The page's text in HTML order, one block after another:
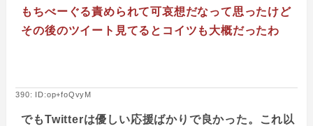
もちべーぐる責められて可哀想だなって思ったけど
その後のツイート見てるとコイツも大概だったわ
390: ID:op+foQvyM
でもTwitterは優しい応援ばかりで良かった。これ以